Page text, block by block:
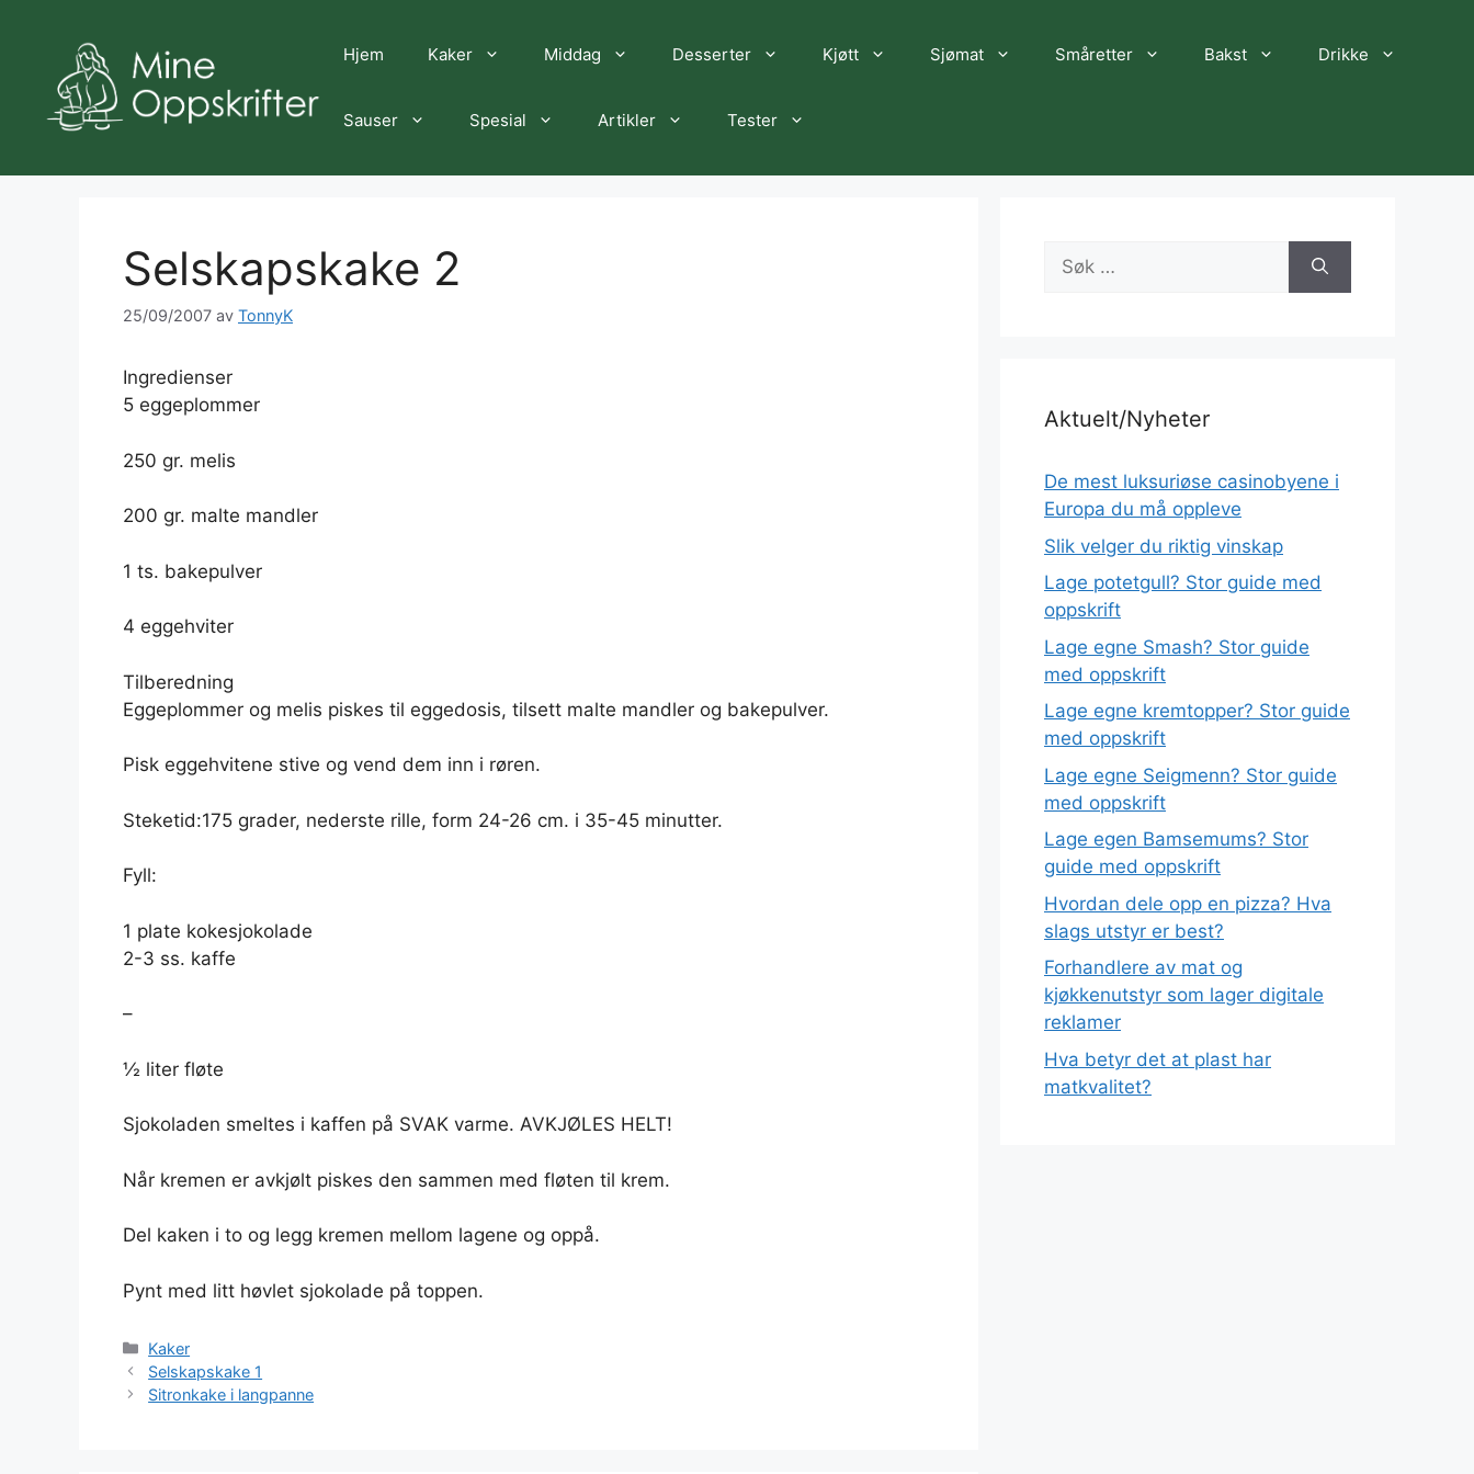
Hjem Kaker Middag Desserter Kjøtt Sjømat Småretter Bakst Drikke
Sauser Spesial Artikler Tester
Selskapskake 2
25/09/2007 av TonnyK
Ingredienser
5 eggeplommer
250 gr. melis
200 gr. malte mandler
1 ts. bakepulver
4 eggehviter
Tilberedning
Eggeplommer og melis piskes til eggedosis, tilsett malte mandler og bakepulver.
Pisk eggehvitene stive og vend dem inn i røren.
Steketid:175 grader, nederste rille, form 24-26 cm. i 35-45 minutter.
Fyll:
1 plate kokesjokolade
2-3 ss. kaffe
–
½ liter fløte
Sjokoladen smeltes i kaffen på SVAK varme. AVKJØLES HELT!
Når kremen er avkjølt piskes den sammen med fløten til krem.
Del kaken i to og legg kremen mellom lagene og oppå.
Pynt med litt høvlet sjokolade på toppen.
Kategorier
Kaker
Selskapskake 1
Sitronkake i langpanne
Søk
etter:
Aktuelt/Nyheter
De mest luksuriøse casinobyene i
Europa du må oppleve
Slik velger du riktig vinskap
Lage potetgull? Stor guide med
oppskrift
Lage egne Smash? Stor guide
med oppskrift
Lage egne kremtopper? Stor guide
med oppskrift
Lage egne Seigmenn? Stor guide
med oppskrift
Lage egen Bamsemums? Stor
guide med oppskrift
Hvordan dele opp en pizza? Hva
slags utstyr er best?
Forhandlere av mat og
kjøkkenutstyr som lager digitale
reklamer
Hva betyr det at plast har
matkvalitet?